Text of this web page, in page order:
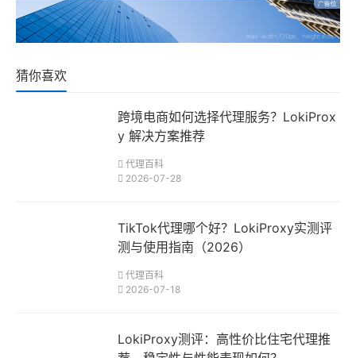
猜你喜欢
跨境电商如何选择代理服务？LokiProx
y 解决方案推荐
代理百科
2026-07-28
TikTok代理哪个好？LokiProxy实测评
测与使用指南（2026）
代理百科
2026-07-18
LokiProxy测评：高性价比住宅代理推